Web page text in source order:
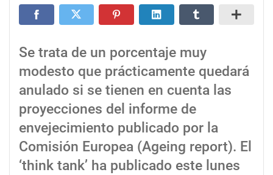
Se trata de un porcentaje muy
modesto que prácticamente quedará
anulado si se tienen en cuenta las
proyecciones del informe de
envejecimiento publicado por la
Comisión Europea (Ageing report). El
‘think tank’ ha publicado este lunes